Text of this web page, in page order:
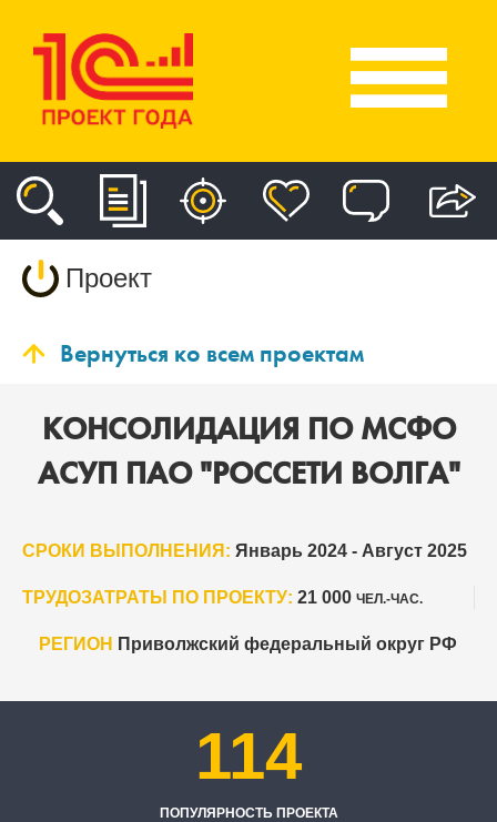
Проект
Вернуться ко всем проектам
КОНСОЛИДАЦИЯ ПО МСФО
АСУП ПАО "РОССЕТИ ВОЛГА"
СРОКИ ВЫПОЛНЕНИЯ: Январь 2024 - Август 2025
ТРУДОЗАТРАТЫ ПО ПРОЕКТУ: 21 000 ЧЕЛ.-ЧАС.
РЕГИОН Приволжский федеральный округ РФ
114
ПОПУЛЯРНОСТЬ ПРОЕКТА